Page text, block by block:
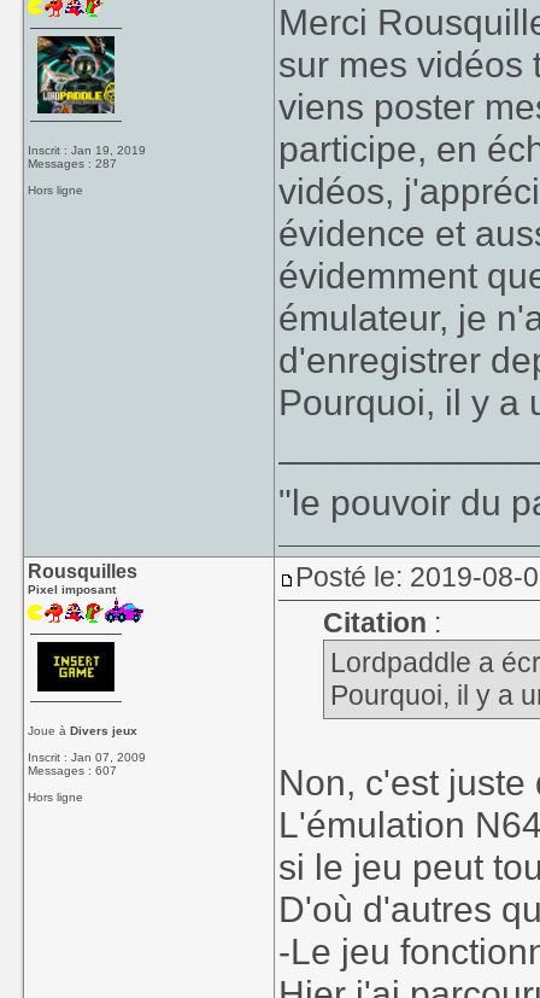
Inscrit : Jan 19, 2019
Messages : 287
Hors ligne
Merci
sur mes vidéos
viens poster
participe, en
vidéos,
évidence et
évidemment
émulateur, je
d'enregistrer
Pourquoi, il y a
"le pouvoir du
Rousquilles
Pixel imposant
Joue àDivers jeux
Inscrit : Jan 07, 2009
Messages : 607
Hors ligne
Posté le: 2019-08-
Citation :
Lordpaddle a
Pourquoi, il y a
Non, c'est
L'émulation
si le jeu peut
D'où d'autres
-Le jeu